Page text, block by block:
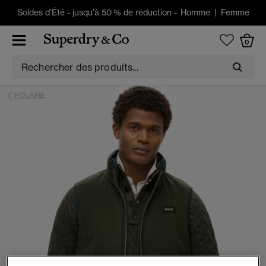
Soldes d'Été -jusqu'à 50 % de réduction - Homme| Femme
0
POLAIRE